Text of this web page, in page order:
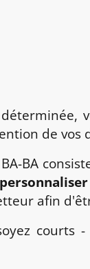
de vos
BA
personnaliser
afin